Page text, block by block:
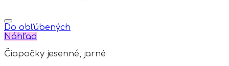
Do obľúbených
Náhľad
Čiapočky jesenné, jarné